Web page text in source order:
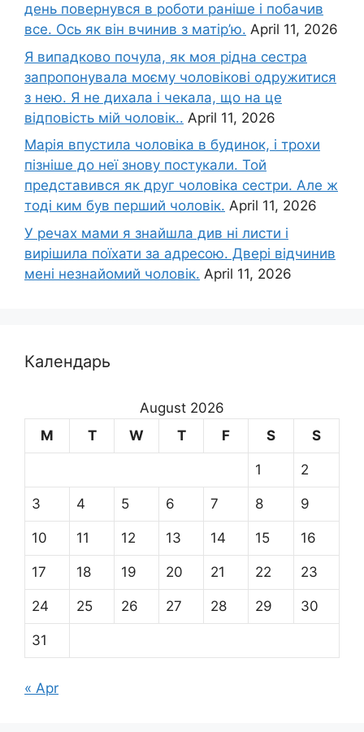
день повернувся в роботи раніше і побачив
все. Ось як він вчинив з матір’ю. April 11, 2026
Я випадково почула, як моя рідна сестра
запропонувала моєму чоловікові одружитися
з нею. Я не дихала і чекала, що на це
відповість мій чоловік.. April 11, 2026
Марія впустила чоловіка в будинок, і трохи
пізніше до неї знову постукали. Той
представився як друг чоловіка сестри. Але ж
тоді ким був перший чоловік. April 11, 2026
У речах мами я знайшла див ні листи і
вирішила поїхати за адресою. Двері відчинив
мені незнайомий чоловік. April 11, 2026
Календарь
August 2026
M
T W T F S S
1 2
3 4 5 6 7 8 9
10 11 12 13 14 15 16
17 18 19 20 21 22 23
24 25 26 27 28 29 30
31
« Apr